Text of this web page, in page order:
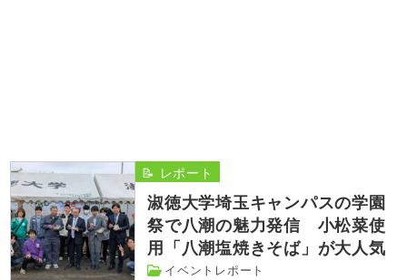
淑徳大学埼玉キャンパスの学園
祭で八潮の魅力発信 小松菜使
用「八潮塩焼きそば」が大人気
イベントレポート
📝 レポート